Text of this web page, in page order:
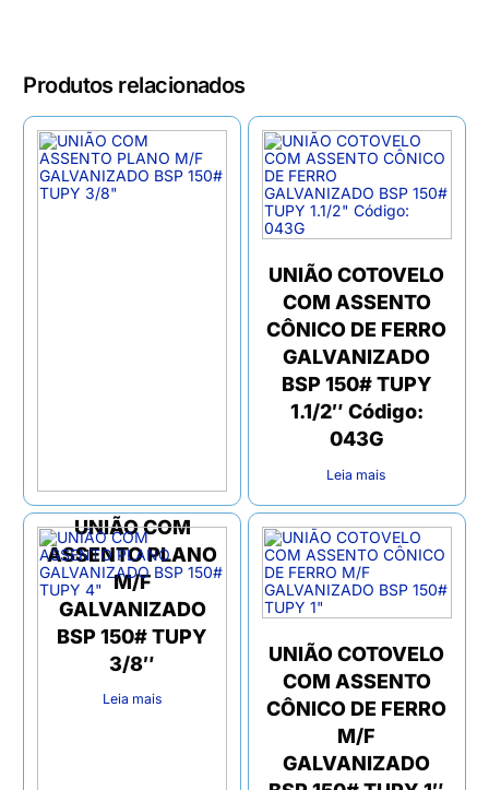
Produtos relacionados
UNIÃO COM
ASSENTO PLANO
M/F
GALVANIZADO
BSP 150# TUPY
3/8″
Leia mais
UNIÃO COTOVELO
COM ASSENTO
CÔNICO DE FERRO
GALVANIZADO
BSP 150# TUPY
1.1/2″ Código:
043G
Leia mais
UNIÃO COTOVELO
COM ASSENTO
CÔNICO DE FERRO
M/F
GALVANIZADO